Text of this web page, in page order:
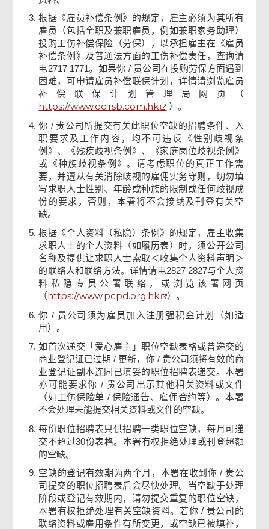
根据《雇员补偿条例》的规定，雇主必须为其所有
雇员（包括全职及兼职雇员，例如兼职家务助理）
投购工伤补偿保险（劳保），以承担雇主在《雇员
补偿条例》及普通法方面的工伤补偿责任，查询请
电2717 1771。如果你 / 贵公司在投购劳保方面遇到
困难，可申请雇员补偿联保计划，详情请浏览雇员
补偿联保计划管理局网页（
https://www.ecirsb.com.hk
）。
你 / 贵公司所提交有关此职位空缺的招聘条件、入
职要求及工作内容，均不可违反《性别歧视条
例》、《残疾歧视条例》、《家庭岗位歧视条例》
或《种族歧视条例》。请考虑职位的真正工作需
要，并遵从有关消除歧视的雇佣实务守则，切勿填
写求职人士性别、年龄或种族的限制或任何歧视成
份的要求，否则，本署将不会接纳及刊登有关空
缺。
根据《个人资料（私隐）条例》的规定，雇主收集
求职人士的个人资料（如履历表）时，须公开公司
名称及提供让求职人士索取＜收集个人资料声明＞
的联络人和联络方法。详情请电2827 2827与个人资
料私隐专员公署联络，或浏览该署网页
（https://www.pcpd.org.hk
）。
你 / 贵公司须为雇员加入注册强积金计划（如适
用）。
如首次递交「爱心雇主」职位空缺表格或曾递交的
商业登记证已过期 / 更新，你 / 贵公司须将有效的商
业登记证副本连同已填妥的职位招聘表递交。本署
亦可能要求你 / 贵公司出示其他相关资料或文件
（如工伤保险单 / 保险通告、雇佣合约等）。本署
不会处理未能提交相关资料或文件的空缺。
每份职位招聘表只供招聘一类职位空缺，每月可递
交不超过30份表格。本署有权拒绝处理或刊登超额
的空缺。
空缺的登记有效期为两个月，本署在收到你 / 贵公
司提交的职位招聘表后会尽快处理。当空缺于处理
阶段或登记有效期内，请勿提交重复的职位空缺，
本署有权拒绝处理有关空缺资料。若你 / 贵公司的
联络资料或雇用条件有所变更，或空缺已被填补，